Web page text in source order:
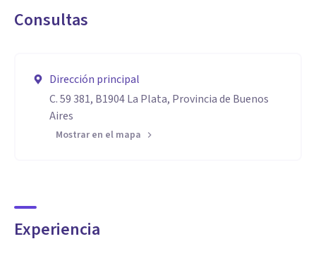
Consultas
Dirección principal
C. 59 381, B1904 La Plata, Provincia de Buenos
Aires
Mostrar en el mapa
Experiencia